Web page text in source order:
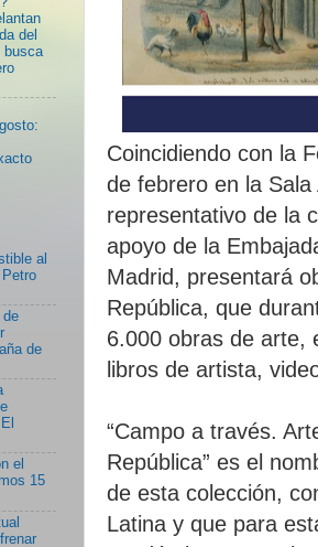
Coincidiendo con la
de febrero en la
representativo de la
apoyo de la
Madrid, presentará
República, que
6.000 obras de arte,
libros de artista,
“Campo a través.
República” es el
de esta colección,
Latina y que para
del
busca
al
de
de
el
15